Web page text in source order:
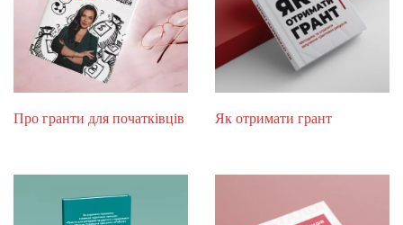
Про гранти для початківців Як отримати грант